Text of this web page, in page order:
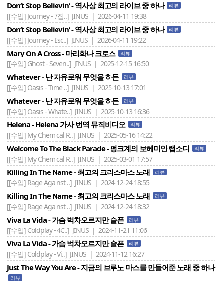
Don‘t Stop Believin‘ - 역사상 최고의 라이브 중 하나 리뷰
[[수입] Journey - 7집..] JINUS | 2026-04-11 19:38
Don‘t Stop Believin‘ - 역사상 최고의 라이브 중 하나 리뷰
[[수입] Journey - Esc..] JINUS | 2026-04-11 19:22
Mary On A Cross - 마리화나 크로스 리뷰
[[수입] Ghost - Seven..] JINUS | 2025-12-15 16:50
Whatever - 난 자유로워 무엇을 하든 리뷰
[[수입] Oasis - Time ..] JINUS | 2025-10-13 17:01
Whatever - 난 자유로워 무엇을 하든 리뷰
[[수입] Oasis - Whate..] JINUS | 2025-10-13 16:36
Helena - Helena 가사 번역 뮤직비디오 리뷰
[[수입] My Chemical R..] JINUS | 2025-05-16 14:22
Welcome To The Black Parade - 펑크계의 보헤미안 랩소디 리뷰
[[수입] My Chemical R..] JINUS | 2025-03-01 17:57
Killing In The Name - 최고의 크리스마스 노래 리뷰
[[수입] Rage Against ..] JINUS | 2024-12-24 18:55
Killing In The Name - 최고의 크리스마스 노래 리뷰
[[수입] Rage Against ..] JINUS | 2024-12-24 18:32
Viva La Vida - 가슴 벅차오르지만 슬픈 리뷰
[[수입] Coldplay - 4C..] JINUS | 2024-11-21 11:06
Viva La Vida - 가슴 벅차오르지만 슬픈 리뷰
[[수입] Coldplay - Vi..] JINUS | 2024-11-12 16:27
Just The Way You Are - 지금의 브루노 마스를 만들어준 노래 중 하나
리뷰